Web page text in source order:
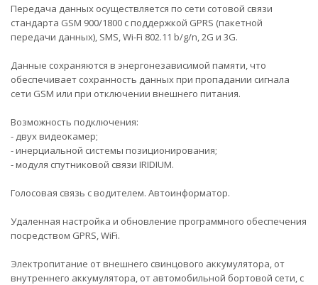
Передача данных осуществляется по сети сотовой связи
стандарта GSM 900/1800 с поддержкой GPRS (пакетной
передачи данных), SMS, Wi-Fi 802.11 b/g/n, 2G и 3G.
Данные сохраняются в энергонезависимой памяти, что
обеспечивает сохранность данных при пропадании сигнала
сети GSM или при отключении внешнего питания.
Возможность подключения:
- двух видеокамер;
- инерциальной системы позиционирования;
- модуля спутниковой связи IRIDIUM.
Голосовая связь с водителем. Автоинформатор.
Удаленная настройка и обновление программного обеспечения
посредством GPRS, WiFi.
Электропитание от внешнего свинцового аккумулятора, от
внутреннего аккумулятора, от автомобильной бортовой сети, с